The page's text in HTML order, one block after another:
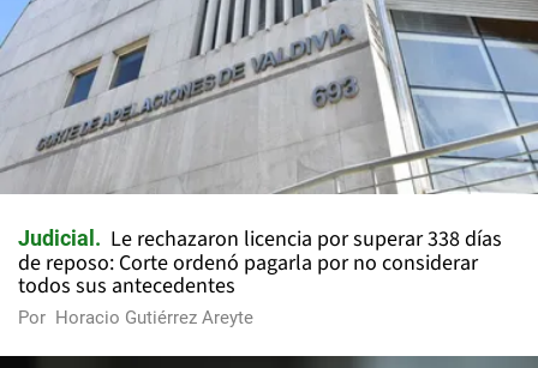
Judicial
Le rechazaron licencia por superar 338 días
de reposo: Corte ordenó pagarla por no considerar
todos sus antecedentes
Por Horacio Gutiérrez Areyte